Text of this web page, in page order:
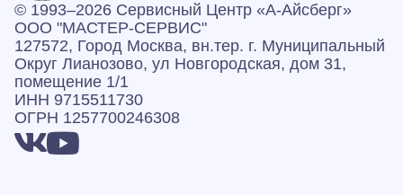
© 1993–2026 Сервисный Центр «А‑Айсберг»
ООО "МАСТЕР-СЕРВИС"
127572, Город Москва, вн.тер. г. Муниципальный
Округ Лианозово, ул Новгородская, дом 31,
помещение 1/1
ИНН 9715511730
ОГРН 1257700246308